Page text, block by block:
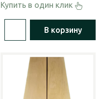
Купить в один клик
В корзину